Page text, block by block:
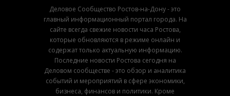
Деловое Сообщество Ростов-на-Дону - это
главный информационный портал города. На
сайте всегда свежие новости часа Ростова,
которые обновляются в режиме онлайн и
содержат только актуальную информацию.
Последние новости Ростова сегодня на
Деловом сообществе - это обзор и аналитика
событий и мероприятий в сфере экономики,
бизнеса, финансов и политики. Кроме